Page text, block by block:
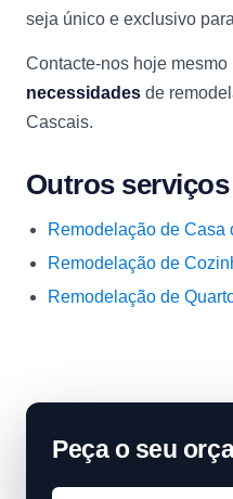
seja único e exclusivo
Contacte-nos hoje
necessidades de
Cascais.
Outros
Remodelação de Casa
Remodelação de
Remodelação de
Peça o seu